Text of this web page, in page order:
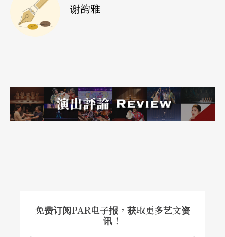
以抽签选出五至十位不同领域的艺术家，到纽约以
外的郊区驻扎，每天有个人工作时间及与团体分享
人呈现十二分钟的作品，The Field提供场地、基本
剧场设备和共通宣传。
庶务，团体或个人可以申请参与该剧场的专案制
作，或是联合制作。同时下城的许多剧场为鼓励新
谢韵雅
免费订阅PAR电子报，获取更多艺文资
讯！